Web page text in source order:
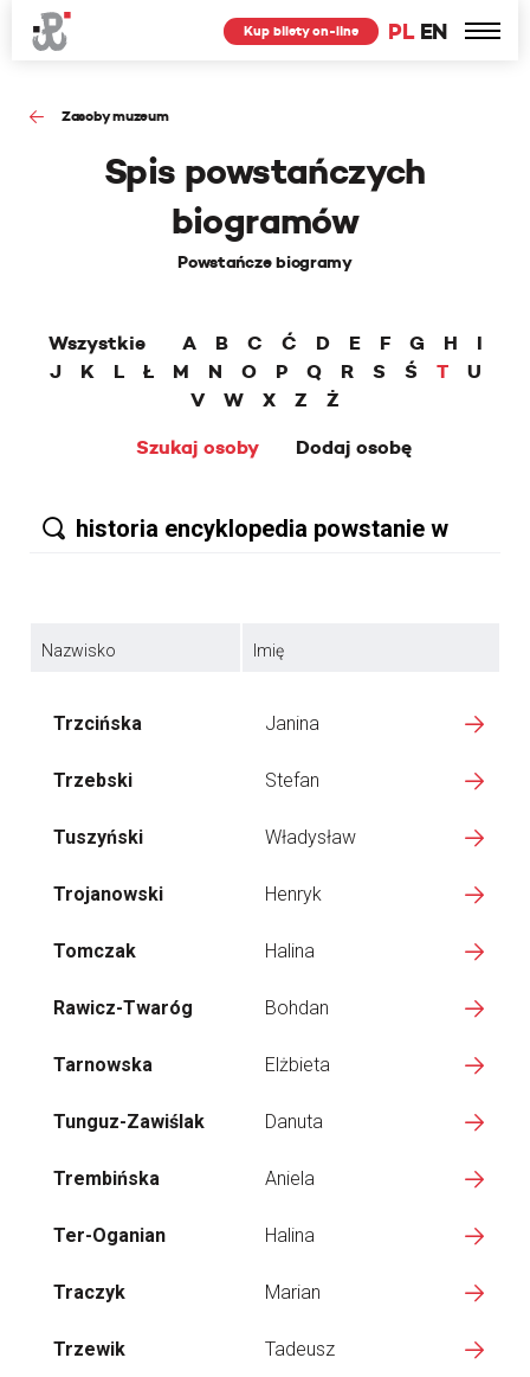
PL EN
Kup bilety on-line
Zasoby muzeum
Spis powstańczych
biogramów
Powstańcze biogramy
Wszystkie A B C Ć D E F G H
I
J
K L Ł M N O P Q R S Ś T
U
V
W X Z
Ż
Szukaj osoby
Dodaj osobę
Nazwisko Imię
Trzcińska Janina
Trzebski Stefan
Tuszyński Władysław
Trojanowski Henryk
Tomczak Halina
Rawicz-Twaróg Bohdan
Tarnowska Elżbieta
Tunguz-Zawiślak Danuta
Trembińska Aniela
Ter-Oganian Halina
Traczyk Marian
Trzewik Tadeusz